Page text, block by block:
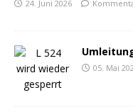
24. Juni 2026
05. Mai